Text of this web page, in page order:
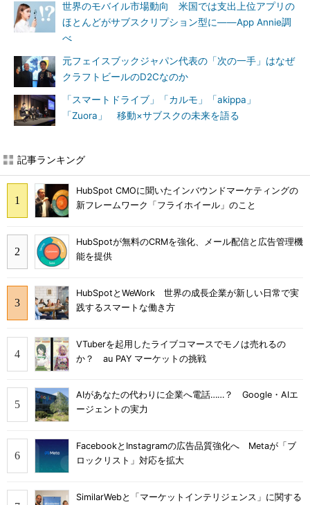
世界のモバイル市場動向 米国では支出上位アプリの
ほとんどがサブスクリプション型に――App Annie調
べ
元フェイスブックジャパン代表の「次の一手」はなぜ
クラフトビールのD2Cなのか
「スマートドライブ」「カルモ」「akippa」
「Zuora」 移動×サブスクの未来を語る
記事ランキング
HubSpot CMOに聞いたインバウンドマーケティングの
新フレームワーク「フライホイール」のこと
HubSpotが無料のCRMを強化、メール配信と広告管理機
能を提供
HubSpotとWeWork 世界の成長企業が新しい日常で実
践するスマートな働き方
VTuberを起用したライブコマースでモノは売れるの
か？ au PAY マーケットの挑戦
AIがあなたの代わりに企業へ電話……？ Google・AIエ
ージェントの実力
FacebookとInstagramの広告品質強化へ Metaが「ブ
ロックリスト」対応を拡大
SimilarWebと「マーケットインテリジェンス」に関する